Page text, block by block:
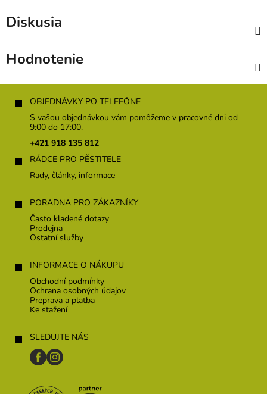
Diskusia
Hodnotenie
OBJEDNÁVKY PO TELEFÓNE
S vašou objednávkou vám pomôžeme v pracovné dni od
9:00 do 17:00.
+421 918 135 812
RÁDCE PRO PĚSTITELE
Rady, články, informace
PORADNA PRO ZÁKAZNÍKY
Často kladené dotazy
Prodejna
Ostatní služby
INFORMACE O NÁKUPU
Obchodní podmínky
Ochrana osobných údajov
Preprava a platba
Ke stažení
SLEDUJTE NÁS